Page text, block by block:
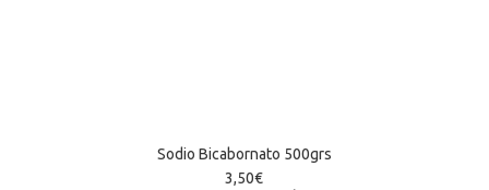
Sodio Bicabornato 500grs
3,50€